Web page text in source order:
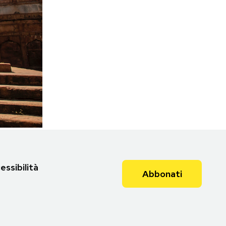
Abbonati